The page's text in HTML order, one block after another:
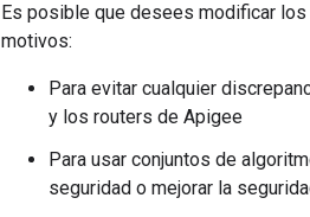
Es posible que desees modificar
motivos:
Para evitar cualquier
y los routers de Apigee
Para usar conjuntos de
seguridad o mejorar la